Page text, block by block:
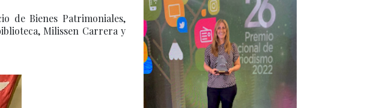
de Bienes Patrimoniales,
Milissen Carrera y